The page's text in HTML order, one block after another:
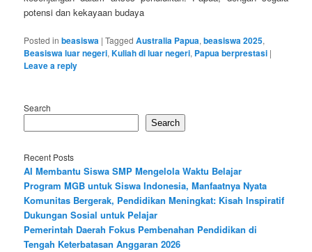
potensi dan kekayaan budaya
Posted in beasiswa |Tagged Australia Papua,beasiswa 2025,
Beasiswa luar negeri,Kuliah di luar negeri, Papua berprestasi |
Leave a reply
Search
Search
Recent Posts
AI Membantu Siswa SMP Mengelola Waktu Belajar
Program MGB untuk Siswa Indonesia, Manfaatnya Nyata
Komunitas Bergerak, Pendidikan Meningkat: Kisah Inspiratif
Dukungan Sosial untuk Pelajar
Pemerintah Daerah Fokus Pembenahan Pendidikan di
Tengah Keterbatasan Anggaran 2026